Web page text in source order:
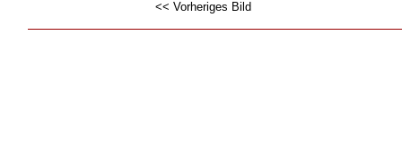
<< Vorheriges Bild